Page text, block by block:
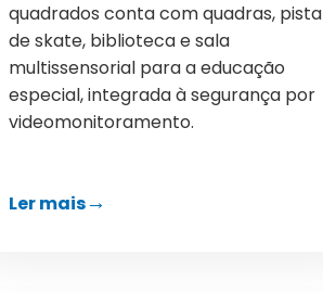
quadrados conta com quadras, pista
de skate, biblioteca e sala
multissensorial para a educação
especial, integrada à segurança por
videomonitoramento.
Ler mais